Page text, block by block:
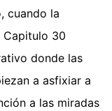
cuando la
Capitulo 30
donde las
a asfixiar a
a las miradas